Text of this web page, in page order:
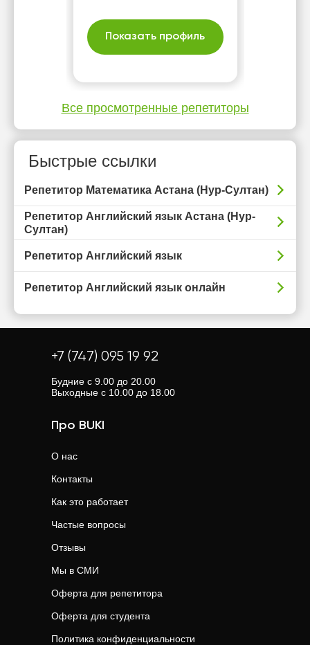
показываю примеры на
практике. Найду общий
язык с учениками всех
возрастов
Показать профиль
Все просмотренные репетиторы
Быстрые ссылки
Репетитор Математика Астана (Нур-Султан)
Репетитор Английский язык Астана (Нур-
Султан)
Репетитор Английский язык
Репетитор Английский язык онлайн
+7 (747) 095 19 92
Будние с 9.00 до 20.00
Выходные с 10.00 до 18.00
Про BUKI
О нас
Контакты
Как это работает
Частые вопросы
Отзывы
Мы в СМИ
Оферта для репетитора
Оферта для студента
Политика конфиденциальности